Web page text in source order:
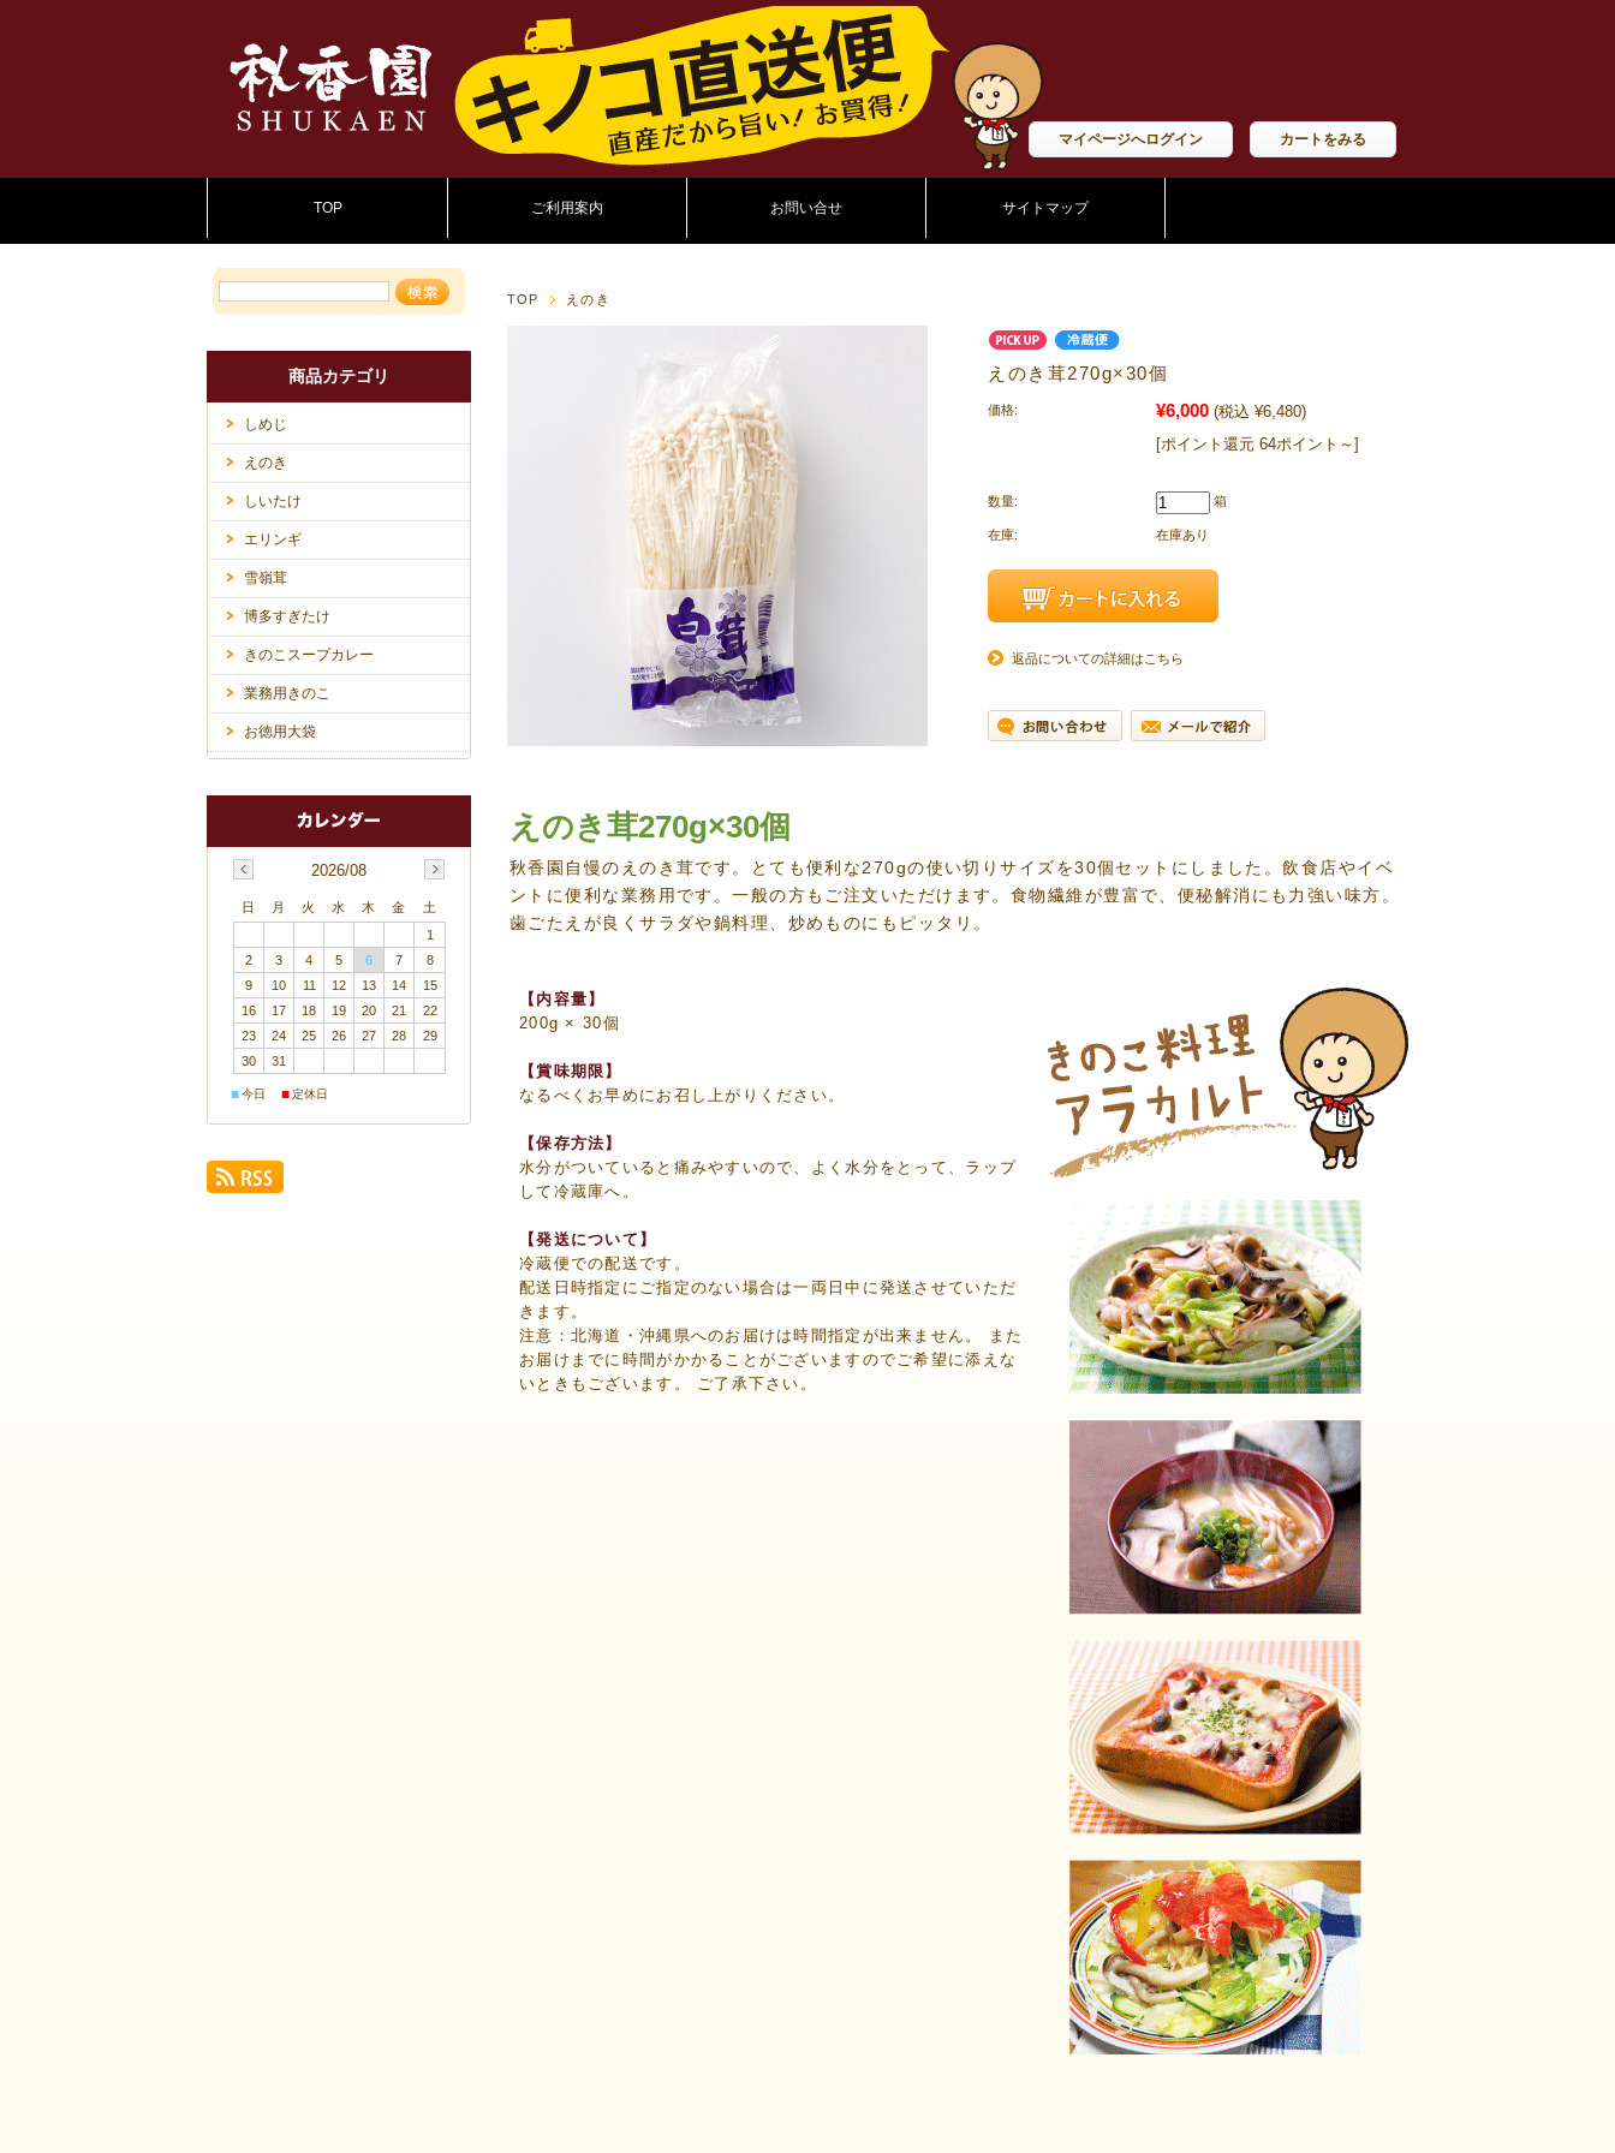
マイページへログイン カートをみる
TOP ご利用案内 お問い合せ サイトマップ
TOP えのき
えのき茸270g×30個
価格: ¥6,000 (税込 ¥6,480)
[ポイント還元 64ポイント～]
数量: 箱
在庫: 在庫あり
返品についての詳細はこちら
えのき茸270g×30個
秋香園自慢のえのき茸です。とても便利な270gの使い切りサイズを30個セットにしました。飲食店やイベ
ントに便利な業務用です。一般の方もご注文いただけます。食物繊維が豊富で、便秘解消にも力強い味方。
歯ごたえが良くサラダや鍋料理、炒めものにもピッタリ。
【内容量】
200g × 30個
【賞味期限】
なるべくお早めにお召し上がりください。
【保存方法】
水分がついていると痛みやすいので、よく水分をとって、ラップ
して冷蔵庫へ。
【発送について】
冷蔵便での配送です。
配送日時指定にご指定のない場合は一両日中に発送させていただ
きます。
注意：北海道・沖縄県へのお届けは時間指定が出来ません。 また
お届けまでに時間がかかることがございますのでご希望に添えな
いときもございます。 ご了承下さい。
商品カテゴリ
しめじ
えのき
しいたけ
エリンギ
雪嶺茸
博多すぎたけ
きのこスープカレー
業務用きのこ
お徳用大袋
2026/08
日 月 火 水 木 金
土
1
2
3 4 5 6 7
8
9
10 11 12 13 14
15
16
17 18 19 20 21
22
23
24 25 26 27 28
29
30
31
■今日 ■定休日